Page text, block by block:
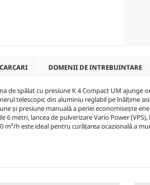
DOMENII DE INTREBUINTARE
de spălat cu presiune K 4 Compact UM
telescopic din aluminiu reglabil pe înălțime
și presiune manuală a periei economisește
6 metri, lancea de pulverizare Vario Power
h este ideal pentru curățarea ocazională a